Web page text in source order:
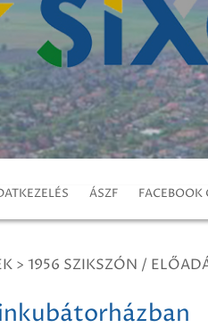
ÁSZF
> 1956 SZIKSZÓN /